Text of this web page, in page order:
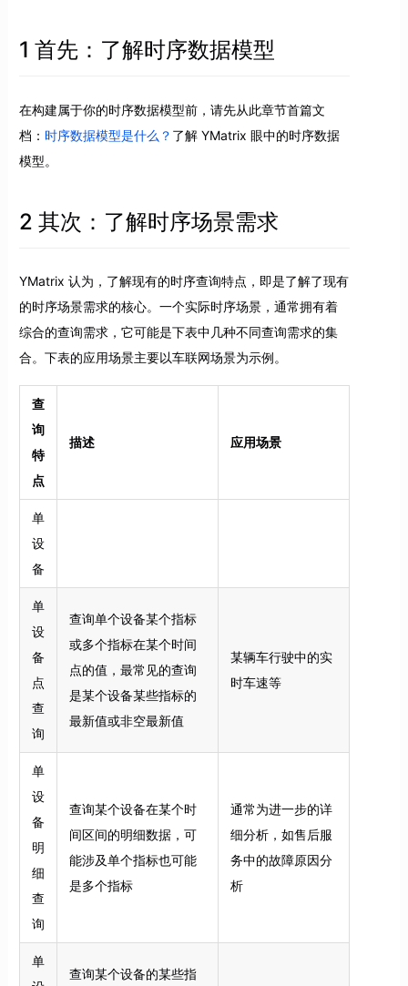
1 首先：了解时序数据模型
在构建属于你的时序数据模型前，请先从此章节首篇文
档： 时序数据模型是什么？ 了解 YMatrix 眼中的时序数据
模型。
2 其次：了解时序场景需求
YMatrix 认为，了解现有的时序查询特点，即是了解了现有
的时序场景需求的核心。一个实际时序场景，通常拥有着
综合的查询需求，它可能是下表中几种不同查询需求的集
合。下表的应用场景主要以车联网场景为示例。
查
询
特
点
描述 应用场景
单
设
备
单
设
备
点
查
询
查询单个设备某个指标
或多个指标在某个时间
点的值，最常见的查询
是某个设备某些指标的
最新值或非空最新值
某辆车行驶中的实
时车速等
单
设
备
明
细
查
询
查询某个设备在某个时
间区间的明细数据，可
能涉及单个指标也可能
是多个指标
通常为进一步的详
细分析，如售后服
务中的故障原因分
析
单
查询某个设备的某些指